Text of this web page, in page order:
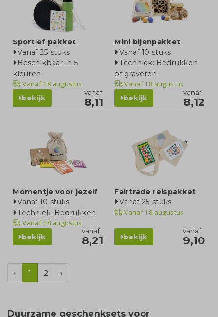
Sportief pakket
Vanaf 25 stuks
Beschikbaar in 5
kleuren
Vanaf18 augustus
bekijk
vanaf
8,11
Mini bijenpakket
Vanaf 10 stuks
Techniek: Bedrukken
of graveren
Vanaf18 augustus
bekijk
vanaf
8,12
Momentje voor jezelf
Vanaf 10 stuks
Techniek: Bedrukken
Vanaf18 augustus
bekijk
vanaf
8,21
Fairtrade reispakket
Vanaf 25 stuks
Vanaf18 augustus
bekijk
vanaf
9,10
‹ 1 2 ›
Duurzame geschenksets voor